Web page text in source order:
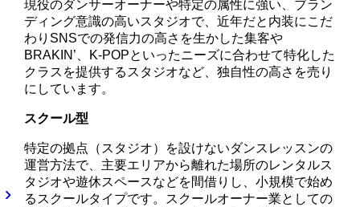
現役のダンサーオーナーや特定の属性に強い、ブラン
ディング意識の高いスタジオで、近年だと内装にこだ
わりSNSでの発信力の高さを生かした集客や
BRAKIN’、K-POPといったニーズに合わせて特化した
クラスを提供するスタジオなど、独自性の高さを売り
にしています。
スクール型
特定の拠点（スタジオ）を設けないダンスレッスンの
運営方法で、主要エリアから離れた場所のレンタルス
タジオや遊休スペースなどを間借りし、小規模で始め
るスクールタイプです。スクールオーナー業としての